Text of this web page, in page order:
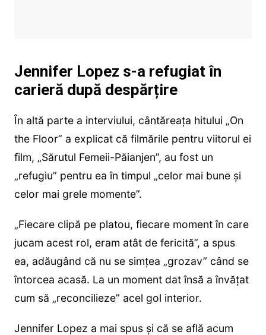
Jennifer Lopez s-a refugiat în
carieră după despărțire
În altă parte a interviului, cântăreața hitului „On
the Floor” a explicat că filmările pentru viitorul ei
film, „Sărutul Femeii-Păianjen”, au fost un
„refugiu” pentru ea în timpul „celor mai bune și
celor mai grele momente”.
„Fiecare clipă pe platou, fiecare moment în care
jucam acest rol, eram atât de fericită”, a spus
ea, adăugând că nu se simțea „grozav” când se
întorcea acasă. La un moment dat însă a învățat
cum să „reconcilieze” acel gol interior.
Jennifer Lopez a mai spus și că se află acum